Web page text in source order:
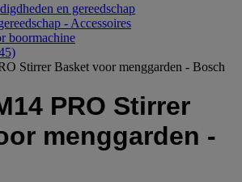
en gereedschap
- Accessoires
boormachine
Stirrer Basket voor menggarden - Bosch
PRO Stirrer
menggarden -